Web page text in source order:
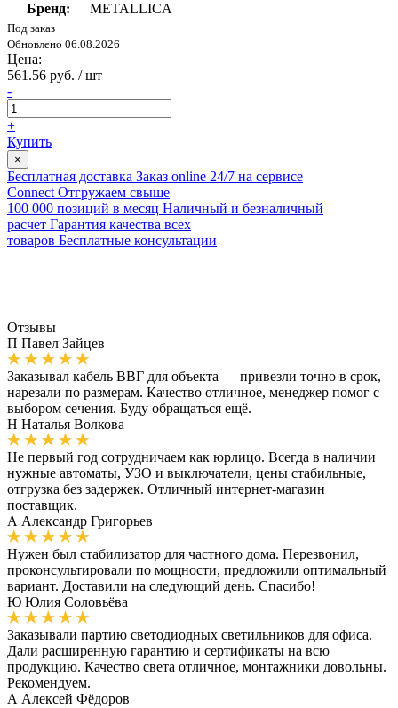
Бренд:
METALLICA
Под заказ
Обновлено 06.08.2026
Цена:
561.56 руб. / шт
-
+
Купить
×
Бесплатная доставка Заказ online 24/7 на сервисе
Connect Отгружаем свыше
100 000 позиций в месяц Наличный и безналичный
расчет Гарантия качества всех
товаров Бесплатные консультации
Отзывы
П Павел Зайцев
Заказывал кабель ВВГ для объекта — привезли точно в срок,
нарезали по размерам. Качество отличное, менеджер помог с
выбором сечения. Буду обращаться ещё.
Н Наталья Волкова
Не первый год сотрудничаем как юрлицо. Всегда в наличии
нужные автоматы, УЗО и выключатели, цены стабильные,
отгрузка без задержек. Отличный интернет-магазин
поставщик.
А Александр Григорьев
Нужен был стабилизатор для частного дома. Перезвонил,
проконсультировали по мощности, предложили оптимальный
вариант. Доставили на следующий день. Спасибо!
Ю Юлия Соловьёва
Заказывали партию светодиодных светильников для офиса.
Дали расширенную гарантию и сертификаты на всю
продукцию. Качество света отличное, монтажники довольны.
Рекомендуем.
А Алексей Фёдоров